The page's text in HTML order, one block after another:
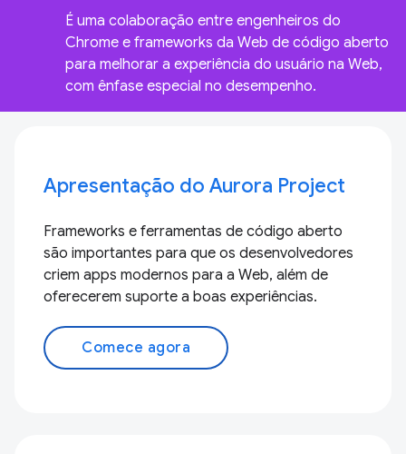
É uma colaboração entre engenheiros do
Chrome e frameworks da Web de código aberto
para melhorar a experiência do usuário na Web,
com ênfase especial no desempenho.
Apresentação do Aurora Project
Frameworks e ferramentas de código aberto
são importantes para que os desenvolvedores
criem apps modernos para a Web, além de
oferecerem suporte a boas experiências.
Comece agora